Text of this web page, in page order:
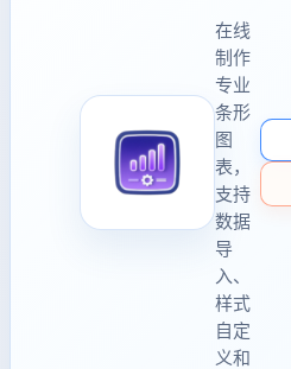
在线
制作
专业
条形
图
表，
支持
数据
导
入、
样式
自定
义和